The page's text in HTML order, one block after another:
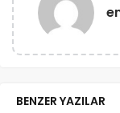
BENZER YAZILAR